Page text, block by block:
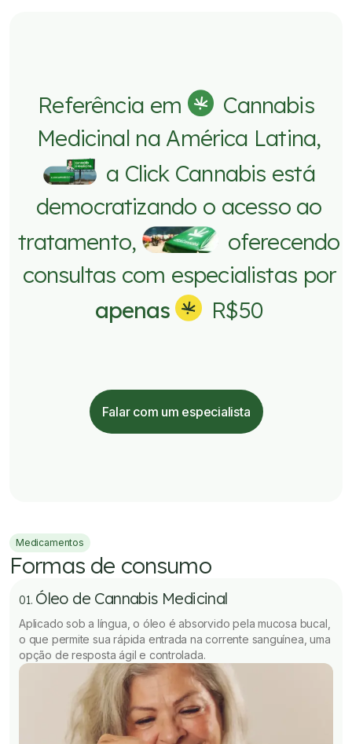
Referência em Cannabis
Medicinal na América Latina,
a Click Cannabis está
democratizando o acesso ao
tratamento, oferecendo
consultas com especialistas por
apenas R$50
Falar com um especialista
Medicamentos
Formas de consumo
01. Óleo de Cannabis Medicinal
Aplicado sob a língua, o óleo é absorvido pela mucosa bucal,
o que permite sua rápida entrada na corrente sanguínea, uma
opção de resposta ágil e controlada.